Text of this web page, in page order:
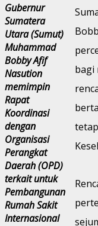
Gubernur
Sumatera
Utara (Sumut)
Muhammad
Bobby Afif
Nasution
memimpin
Rapat
Koordinasi
dengan
Organisasi
Perangkat
Daerah (OPD)
terkait untuk
Pembangunan
Rumah Sakit
Internasional
bagi